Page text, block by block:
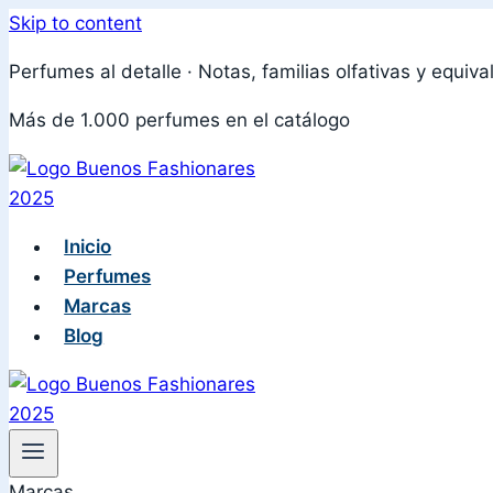
Skip to content
Perfumes al detalle · Notas, familias olfativas y
Más de 1.000 perfumes en el catálogo
Inicio
Perfumes
Marcas
Blog